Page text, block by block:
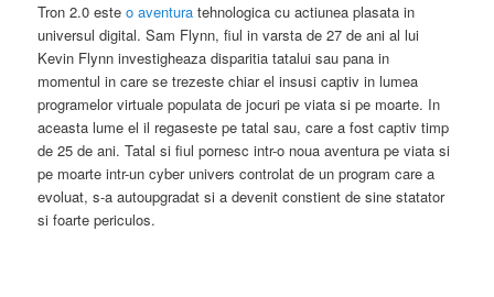
Tron 2.0 esteo aventura tehnologica cu actiunea plasata in
universul digital. Sam Flynn, fiul in varsta de 27 de ani al lui
Kevin Flynn investigheaza disparitia tatalui sau pana in
momentul in care se trezeste chiar el insusi captiv in lumea
programelor virtuale populata de jocuri pe viata si pe moarte. In
aceasta lume el il regaseste pe tatal sau, care a fost captiv timp
de 25 de ani. Tatal si fiul pornesc intr-o noua aventura pe viata si
pe moarte intr-un cyber univers controlat de un program care a
evoluat, s-a autoupgradat si a devenit constient de sine statator
si foarte periculos.